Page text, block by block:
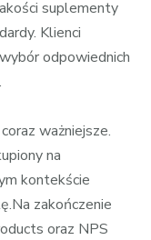
suplementy
Klienci
odpowiednich
ważniejsze.
na
kontekście
zakończenie
oraz NPS